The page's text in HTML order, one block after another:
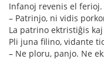
Infanoj revenis el
– Patrinjo, ni vidis
La patrino ektristiĝis
Pli juna filino, vidante
– Ne ploru, panjo. Ne